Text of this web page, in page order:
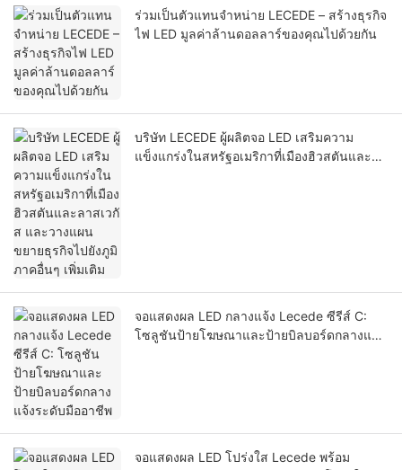
ร่วมเป็นตัวแทนจำหน่าย LECEDE – สร้างธุรกิจ
ไฟ LED มูลค่าล้านดอลลาร์ของคุณไปด้วยกัน
บริษัท LECEDE ผู้ผลิตจอ LED เสริมความ
แข็งแกร่งในสหรัฐอเมริกาที่เมืองฮิวสตันและลา
จอแสดงผล LED กลางแจ้ง Lecede ซีรีส์ C:
โซลูชันป้ายโฆษณาและป้ายบิลบอร์ดกลางแจ้ง
จอแสดงผล LED โปร่งใส Lecede พร้อม